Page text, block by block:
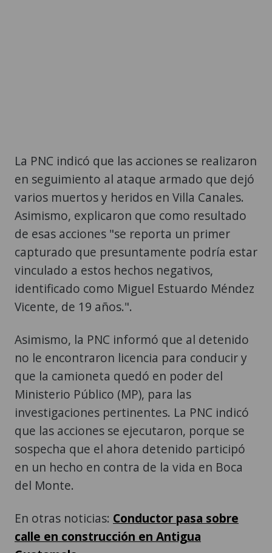
La PNC indicó que las acciones se realizaron
en seguimiento al ataque armado que dejó
varios muertos y heridos en Villa Canales.
Asimismo, explicaron que como resultado
de esas acciones "se reporta un primer
capturado que presuntamente podría estar
vinculado a estos hechos negativos,
identificado como Miguel Estuardo Méndez
Vicente, de 19 años.".
Asimismo, la PNC informó que al detenido
no le encontraron licencia para conducir y
que la camioneta quedó en poder del
Ministerio Público (MP), para las
investigaciones pertinentes. La PNC indicó
que las acciones se ejecutaron, porque se
sospecha que el ahora detenido participó
en un hecho en contra de la vida en Boca
del Monte.
En otras noticias: Conductor pasa sobre
calle en construcción en Antigua